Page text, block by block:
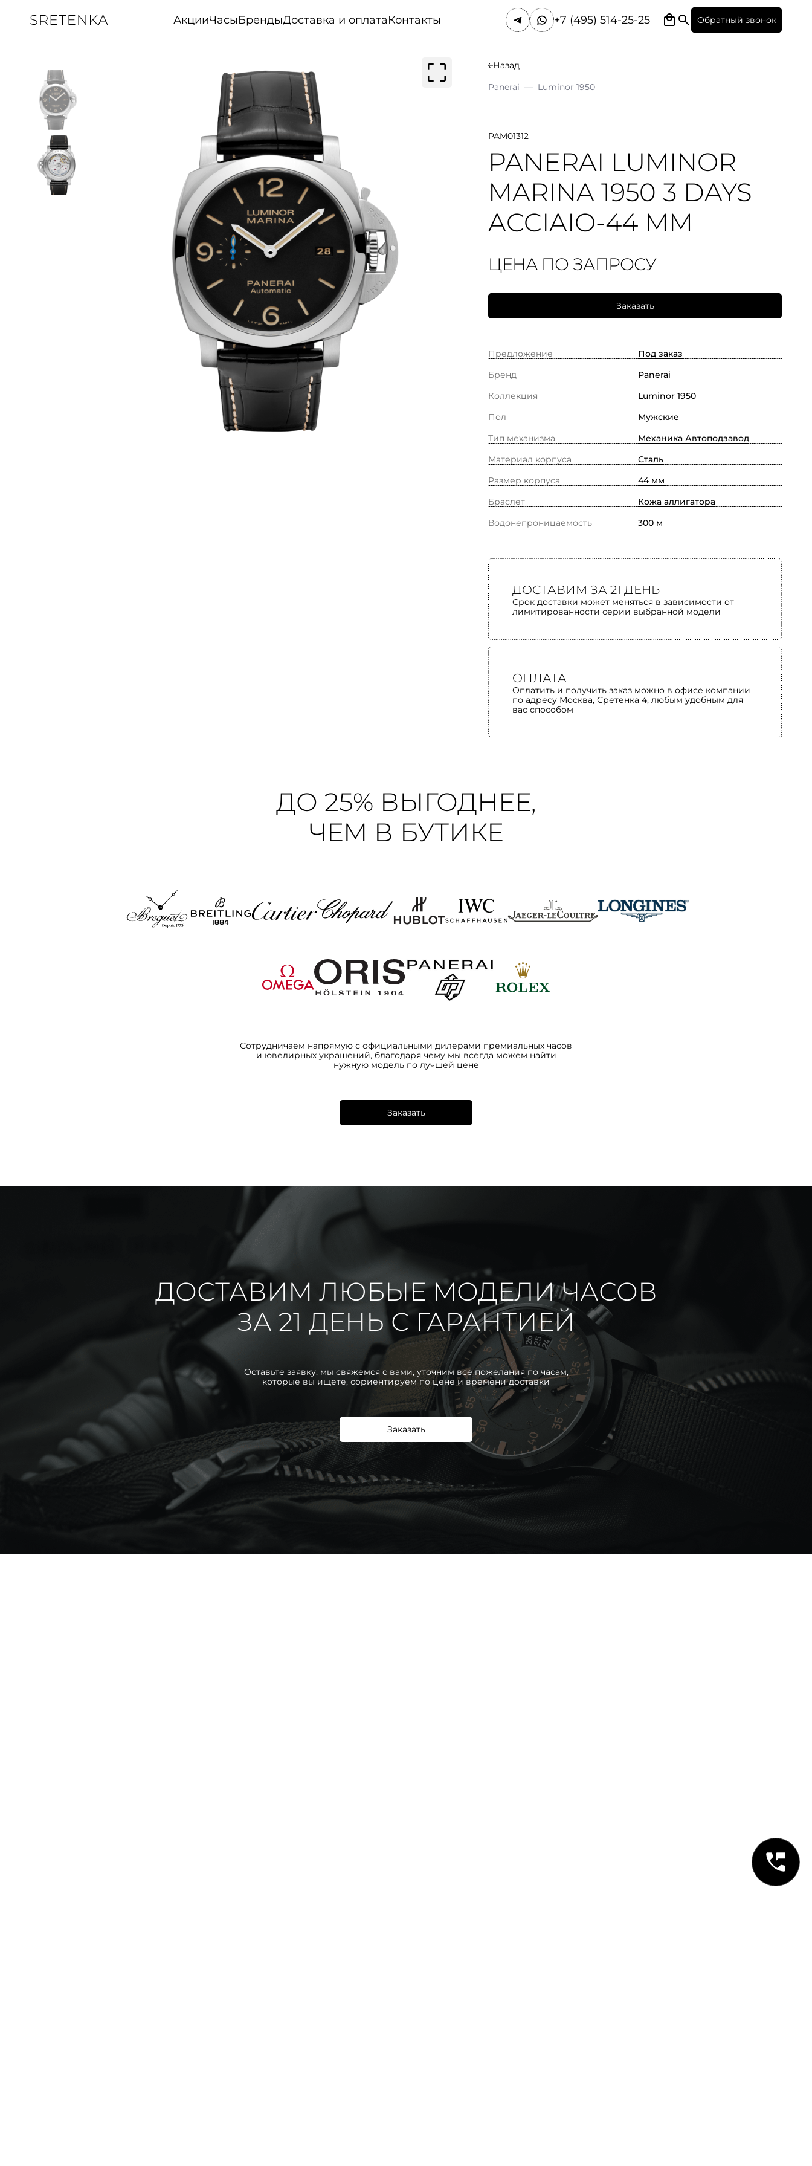
АкцииЧасыБрендыДоставка и оплатаКонтакты +7 (495) 514-25-25 Обратный звонок
Назад
Panerai — Luminor 1950
PAM01312
PANERAI LUMINOR
MARINA 1950 3 DAYS
ACCIAIO-44 MM
ЦЕНА ПО ЗАПРОСУ
Заказать
Предложение
Под заказ
Бренд
Panerai
Коллекция
Luminor 1950
Пол
Мужские
Тип механизма
Механика Автоподзавод
Материал корпуса
Сталь
Размер корпуса
44 мм
Браслет
Кожа аллигатора
Водонепроницаемость
300 м
ДОСТАВИМ ЗА 21 ДЕНЬ
Срок доставки может меняться в зависимости от
лимитированности серии выбранной модели
ОПЛАТА
Оплатить и получить заказ можно в офисе компании
по адресу Москва, Сретенка 4, любым удобным для
вас способом
ДО 25% ВЫГОДНЕЕ,
ЧЕМ В БУТИКЕ
Сотрудничаем напрямую с официальными дилерами премиальных часов
и ювелирных украшений, благодаря чему мы всегда можем найти
нужную модель по лучшей цене
Заказать
ДОСТАВИМ ЛЮБЫЕ МОДЕЛИ ЧАСОВ
ЗА 21 ДЕНЬ С ГАРАНТИЕЙ
Оставьте заявку, мы свяжемся с вами, уточним все пожелания по часам,
которые вы ищете, сориентируем по цене и времени доставки
Заказать